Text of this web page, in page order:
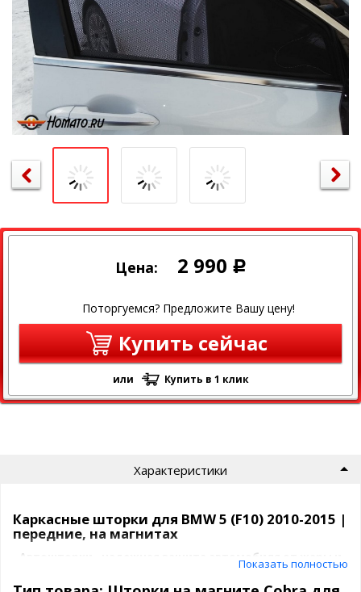
Цена: 2 990 Р
Поторгуемся? Предложите Вашу цену!
Купить сейчас
или Купить в 1 клик
Характеристики
Каркасные шторки для BMW 5 (F10) 2010-2015 |
передние, на магнитах
Автошторки - надежная защита автомобиля от жары и
посторонних взглядов.Показать полностью